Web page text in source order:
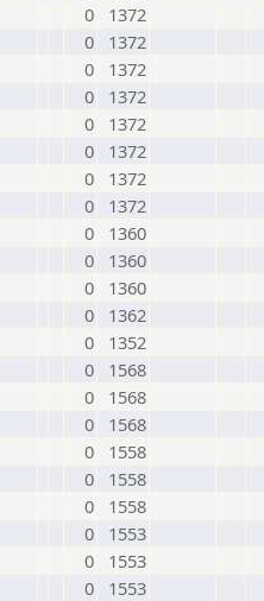
0
1372
0
1372
0
1372
0
1372
0
1372
0
1372
0
1372
0
1372
0
1360
0
1360
0
1360
0
1362
0
1352
0
1568
0
1568
0
1568
0
1558
0
1558
0
1558
0
1553
0
1553
0 1553